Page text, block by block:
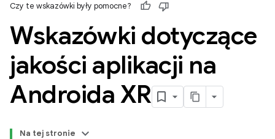
Czy te wskazówki były pomocne?
Wskazówki dotyczące
jakości aplikacji na
Androida XR
Na tej stronie